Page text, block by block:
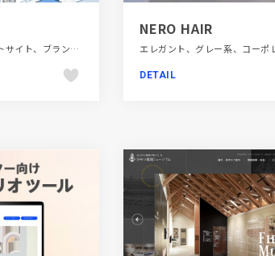
イラスト、コーポレートサイト、ブランド・サービスサイト、ブルー系、ベージュ・ゴールド系、モーション多め、医療・ヘルスケア、金融・法律・人材・専門職
NERO HAIR
DETAIL